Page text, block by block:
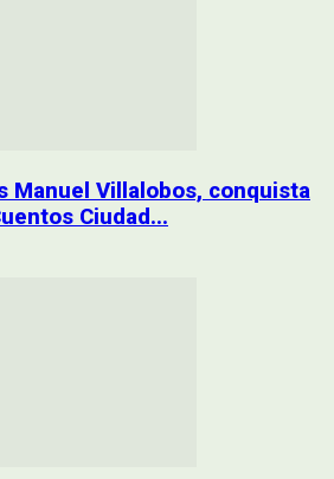
Manuel Villalobos, conquista
Ciudad...